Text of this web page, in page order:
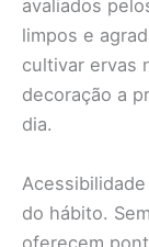
avaliados
limpos e
cultivar ervas
decoração a
dia.
do hábito.
oferecem